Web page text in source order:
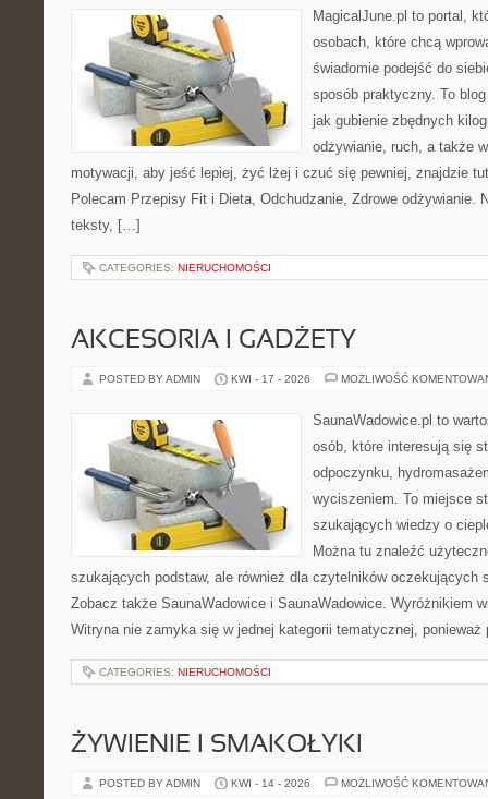
MagicalJune.pl to portal,
osobach, które chcą
świadomie podejść do
sposób praktyczny. To
jak gubienie zbędnych
odżywianie, ruch, a także
motywacji, aby jeść lepiej, żyć lżej i czuć się pewniej, znajdzie
Polecam Przepisy Fit i Dieta, Odchudzanie, Zdrowe odżywianie.
teksty, […]
CATEGORIES: NIERUCHOMOŚCI
AKCESORIA I GADŻETY
POSTED BY ADMIN KWI - 17 - 2026 MOŻLIWOŚĆ
SaunaWadowice.pl to
osób, które interesują się
odpoczynku,
wyciszeniem. To miejsce
szukających wiedzy o
Można tu znaleźć
szukających podstaw, ale również dla czytelników oczekujących
Zobacz także SaunaWadowice i SaunaWadowice. Wyróżnikiem
Witryna nie zamyka się w jednej kategorii tematycznej,
CATEGORIES: NIERUCHOMOŚCI
ŻYWIENIE I SMAKOŁYKI
POSTED BY ADMIN KWI - 14 - 2026 MOŻLIWOŚĆ